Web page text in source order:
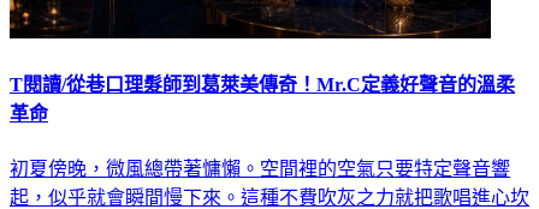
T閱讀/從巷口理髮師到葛萊美傳奇！Mr.C定義好聲音的溫柔
革命
初夏傍晚，微風總帶著慵懶。空間裡的空氣只要特定聲音響
起，似乎就會瞬間慢下來。這種不費吹灰之力就把歌唱進心坎